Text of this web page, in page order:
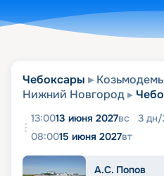
Чебоксары
Нижний Новгород
13:0013 июня 2027вс 3 дн/
08:0015 июня 2027вт
А.С. Попов